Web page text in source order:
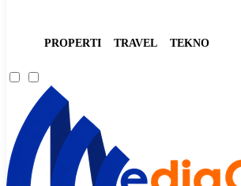
PROPERTI TRAVEL TEKNO